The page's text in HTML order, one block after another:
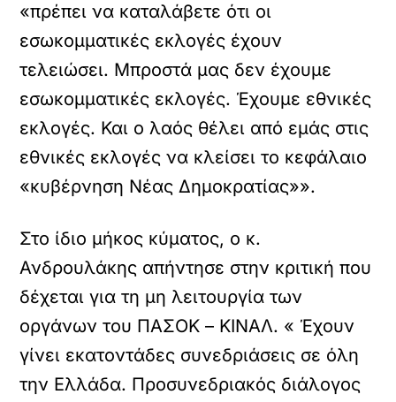
«πρέπει να καταλάβετε ότι οι
εσωκομματικές εκλογές έχουν
τελειώσει. Μπροστά μας δεν έχουμε
εσωκομματικές εκλογές. Έχουμε εθνικές
εκλογές. Και ο λαός θέλει από εμάς στις
εθνικές εκλογές να κλείσει το κεφάλαιο
«κυβέρνηση Νέας Δημοκρατίας»».
Στο ίδιο μήκος κύματος, ο κ.
Ανδρουλάκης απήντησε στην κριτική που
δέχεται για τη μη λειτουργία των
οργάνων του ΠΑΣΟΚ – ΚΙΝΑΛ. « Έχουν
γίνει εκατοντάδες συνεδριάσεις σε όλη
την Ελλάδα. Προσυνεδριακός διάλογος